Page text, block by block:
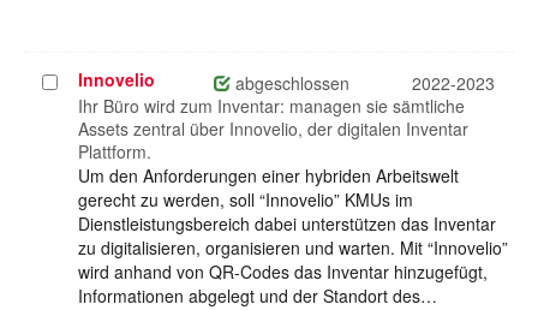
Projekt
auswählen
Innovelio abgeschlossen
2022-2023
Ihr Büro wird zum Inventar: managen sie sämtliche
Assets zentral über Innovelio, der digitalen Inventar
Plattform.
Um den Anforderungen einer hybriden Arbeitswelt
gerecht zu werden, soll “Innovelio” KMUs im
Dienstleistungsbereich dabei unterstützen das Inventar
zu digitalisieren, organisieren und warten. Mit “Innovelio”
wird anhand von QR-Codes das Inventar hinzugefügt,
Informationen abgelegt und der Standort des…